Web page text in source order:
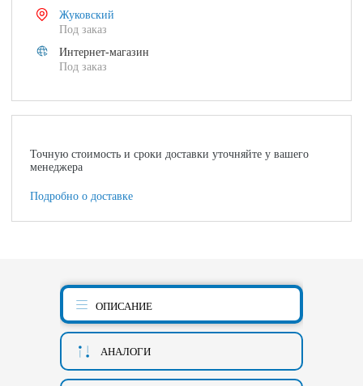
Жуковский
Под заказ
Интернет-магазин
Под заказ
Точную стоимость и сроки доставки уточняйте у вашего
менеджера
Подробно о доставке
ОПИСАНИЕ
АНАЛОГИ